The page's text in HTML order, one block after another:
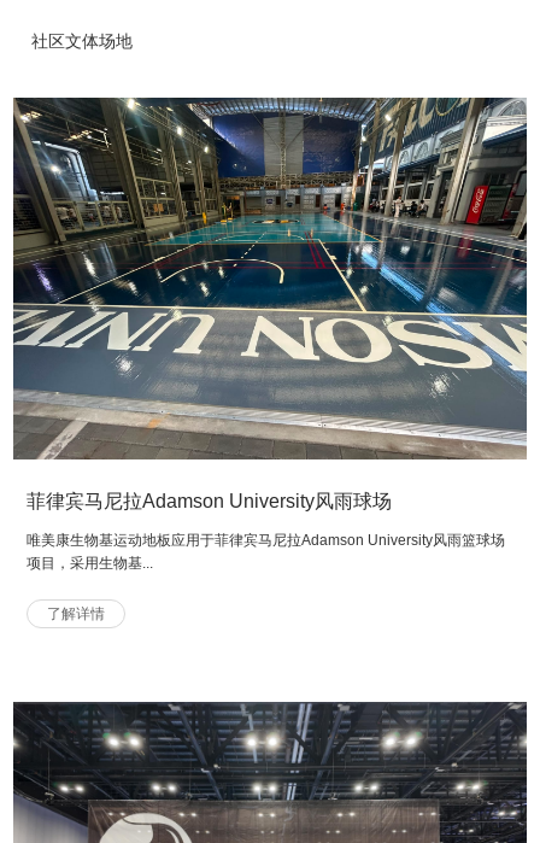
社区文体场地
菲律宾马尼拉Adamson University风雨球场
唯美康生物基运动地板应用于菲律宾马尼拉Adamson University风雨篮球场
项目，采用生物基...
了解详情